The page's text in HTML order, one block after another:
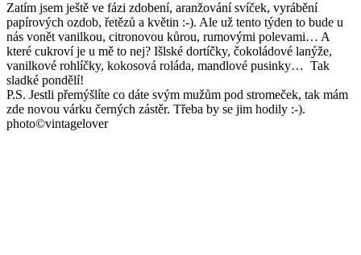
Zatím jsem ještě ve fázi zdobení, aranžování svíček, vyrábění
papírových ozdob, řetězů a květin :-). Ale už tento týden to bude u
nás vonět vanilkou, citronovou kůrou, rumovými polevami… A
které cukroví je u mě to nej? Išlské dortíčky, čokoládové lanýže,
vanilkové rohlíčky, kokosová roláda, mandlové pusinky… Tak
sladké pondělí!
P.S. Jestli přemýšlíte co dáte svým mužům pod stromeček, tak mám
zde novou várku černých zástěr. Třeba by se jim hodily :-).
photo©vintagelover